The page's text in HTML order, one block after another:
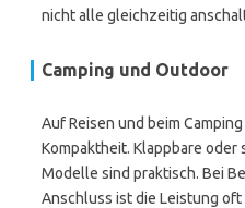
nicht alle gleichzeitig
Camping und Outdoor
Auf Reisen und beim
Kompaktheit. Klappbare oder
Modelle sind praktisch. Bei
Anschluss ist die Leistung oft